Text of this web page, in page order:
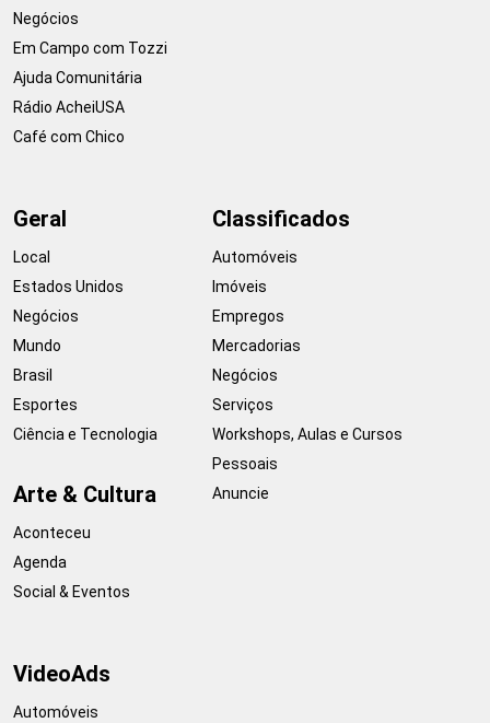
Negócios
Em Campo com Tozzi
Ajuda Comunitária
Rádio AcheiUSA
Café com Chico
Geral
Local
Estados Unidos
Negócios
Mundo
Brasil
Esportes
Ciência e Tecnologia
Arte & Cultura
Aconteceu
Agenda
Social & Eventos
Classificados
Automóveis
Imóveis
Empregos
Mercadorias
Negócios
Serviços
Workshops, Aulas e Cursos
Pessoais
Anuncie
VideoAds
Automóveis